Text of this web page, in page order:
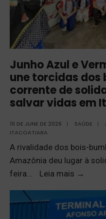
Junho Azul e
une torcidas dos
corrente de
salvar vidas em
10 DE JUNE DE 2026 | SAÚDE |
ITACOATIARA
A rivalidade dos bois-
Amazônia deu lugar à
feira... Leia mais →